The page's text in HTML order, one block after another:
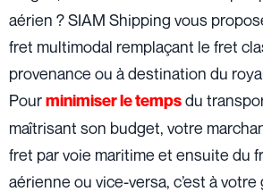
aérien ? SIAM Shipping vous
fret multimodal remplaçant le fret
provenance ou à destination du
Pourminimiser le tempsdu
maîtrisant son budget, votre
fret par voie maritime et ensuite du
aérienne ou vice-versa, c’est à votre